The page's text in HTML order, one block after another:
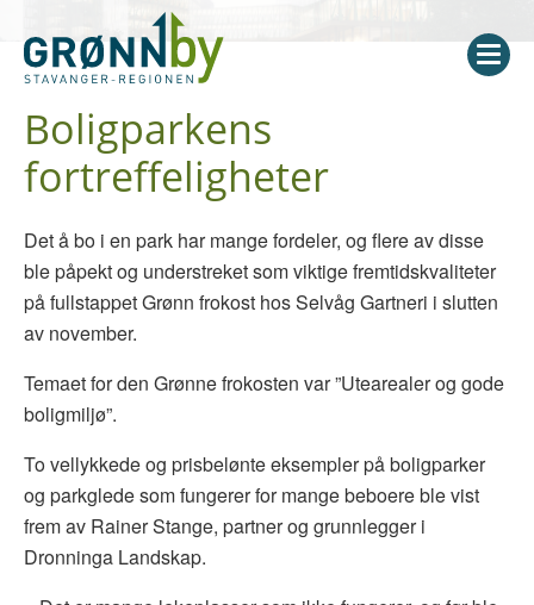
Boligparkens
fortreffeligheter
Det å bo i en park har mange fordeler, og flere av disse
ble påpekt og understreket som viktige fremtidskvaliteter
på fullstappet Grønn frokost hos Selvåg Gartneri i slutten
av november.
Temaet for den Grønne frokosten var ”Utearealer og gode
boligmiljø”.
To vellykkede og prisbelønte eksempler på boligparker
og parkglede som fungerer for mange beboere ble vist
frem av Rainer Stange, partner og grunnlegger i
Dronninga Landskap.